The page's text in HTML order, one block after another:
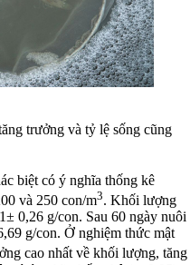
trưởng và tỷ lệ sống cũng
biệt có ý nghĩa thống kê
và 250 con/m3. Khối lượng
0,26 g/con. Sau 60 ngày nuôi
g/con. Ở nghiệm thức mật
cao nhất về khối lượng, tăng